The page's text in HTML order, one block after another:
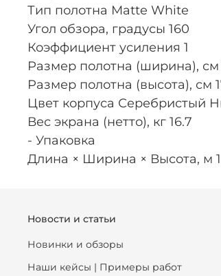
Тип полотна Matte White
Угол обзора, градусы 160
Коэффициент усиления 1
Размер полотна (ширина), см
Размер полотна (высота), см
Цвет корпуса Серебристый
Вес экрана (нетто), кг 16.7
- Упаковка
Длина × Ширина × Высота, м
Новости и статьи
Новинки и обзоры
Наши кейсы | Примеры работ